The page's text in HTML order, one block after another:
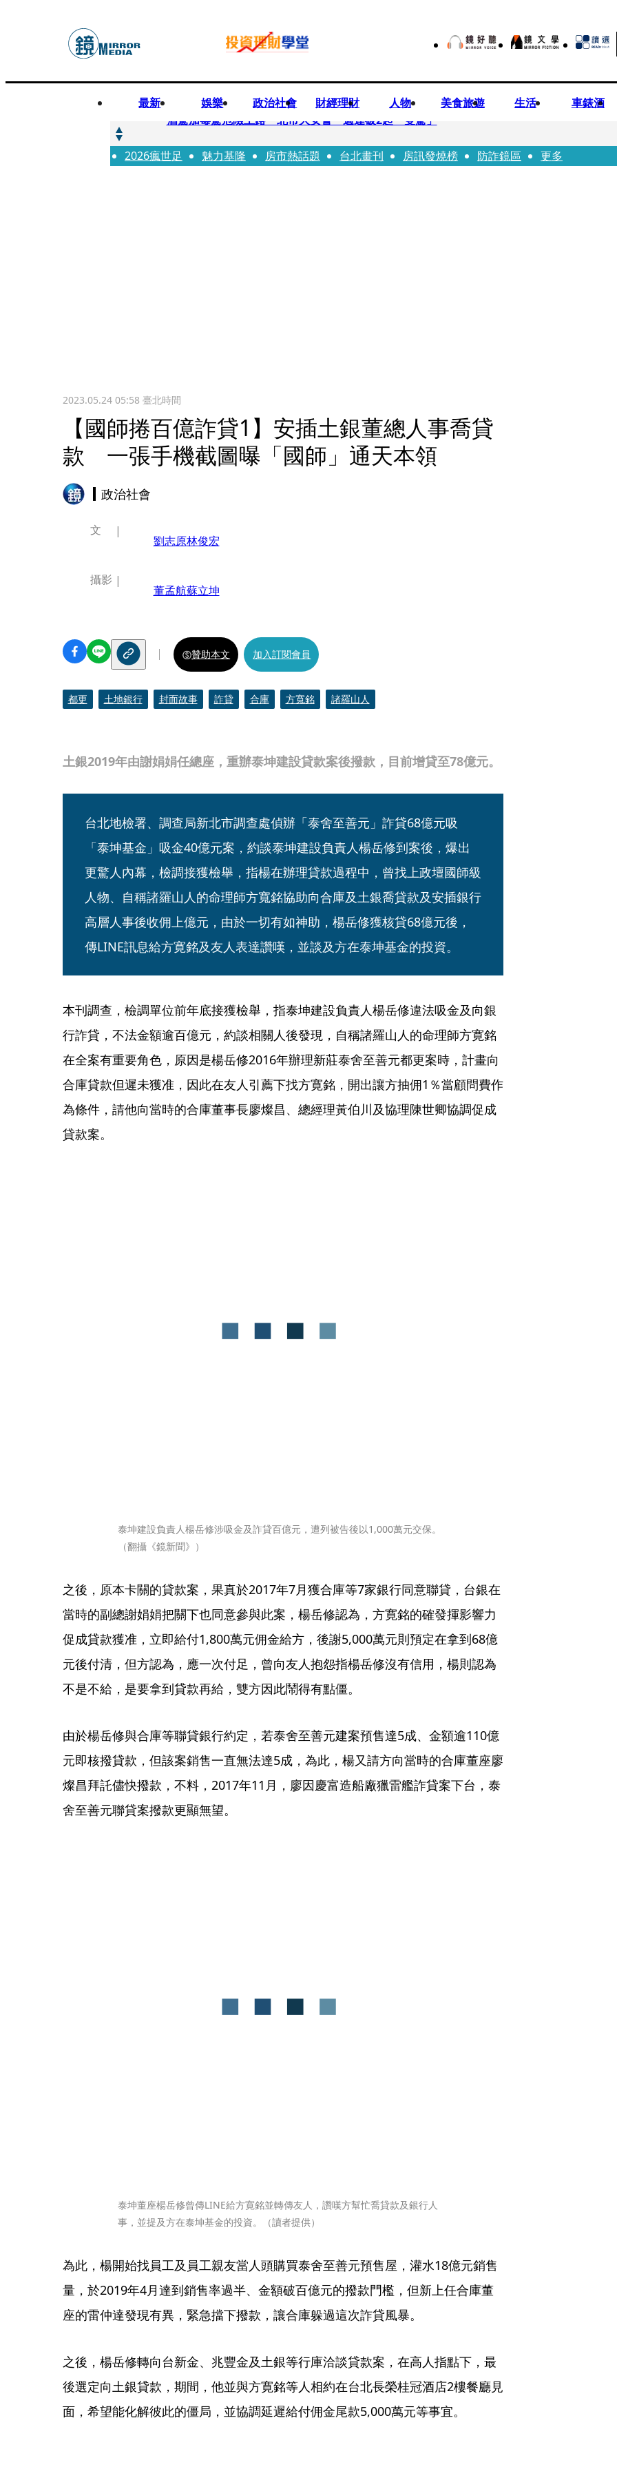
最新 娛樂 政治社會 財經理財 人物 美食旅遊 生活 車錶酒
快訊
酒駕加毒駕危險上路 北市大安警一週連破2起「雙駕」
快訊
Ozone黃文廷、FEniX夏浦洋組「神隊友」 邱以太、林亭莉熱血狂奔殺青淚崩
2026瘋世足 魅力基隆 房市熱話題 台北畫刊 房訊發燒榜 防詐鏡區 更多
2023.05.24 05:58臺北時間
【國師捲百億詐貸1】安插土銀董總人事喬貸
款 一張手機截圖曝「國師」通天本領
政治社會
土銀2019年由謝娟娟任總座，重辦泰坤建設貸款案後撥款，目前增貸至78億元。
文
劉志原林俊宏
攝影
董孟航蘇立坤
贊助本文 加入訂閱會員
都更 土地銀行 封面故事 詐貸 合庫 方寬銘 諸羅山人
台北地檢署、調查局新北市調查處偵辦「泰舍至善元」詐貸68億元吸
「泰坤基金」吸金40億元案，約談泰坤建設負責人楊岳修到案後，爆出
更驚人內幕，檢調接獲檢舉，指楊在辦理貸款過程中，曾找上政壇國師級
人物、自稱諸羅山人的命理師方寬銘協助向合庫及土銀喬貸款及安插銀行
高層人事後收佣上億元，由於一切有如神助，楊岳修獲核貸68億元後，
傳LINE訊息給方寛銘及友人表達讚嘆，並談及方在泰坤基金的投資。
本刊調查，檢調單位前年底接獲檢舉，指泰坤建設負責人楊岳修違法吸金及向銀
行詐貸，不法金額逾百億元，約談相關人後發現，自稱諸羅山人的命理師方寛銘
在全案有重要角色，原因是楊岳修2016年辦理新莊泰舍至善元都更案時，計畫向
合庫貸款但遲未獲准，因此在友人引薦下找方寛銘，開出讓方抽佣1％當顧問費作
為條件，請他向當時的合庫董事長廖燦昌、總經理黃伯川及協理陳世卿協調促成
貸款案。
泰坤建設負責人楊岳修涉吸金及詐貸百億元，遭列被告後以1,000萬元交保。
（翻攝《鏡新聞》）
之後，原本卡關的貸款案，果真於2017年7月獲合庫等7家銀行同意聯貸，台銀在
當時的副總謝娟娟把關下也同意參與此案，楊岳修認為，方寛銘的確發揮影響力
促成貸款獲准，立即給付1,800萬元佣金給方，後謝5,000萬元則預定在拿到68億
元後付清，但方認為，應一次付足，曾向友人抱怨指楊岳修沒有信用，楊則認為
不是不給，是要拿到貸款再給，雙方因此鬧得有點僵。
由於楊岳修與合庫等聯貸銀行約定，若泰舍至善元建案預售達5成、金額逾110億
元即核撥貸款，但該案銷售一直無法達5成，為此，楊又請方向當時的合庫董座廖
燦昌拜託儘快撥款，不料，2017年11月，廖因慶富造船廠獵雷艦詐貸案下台，泰
舍至善元聯貸案撥款更顯無望。
泰坤董座楊岳修曾傳LINE給方寛銘並轉傳友人，讚嘆方幫忙喬貸款及銀行人
事，並提及方在泰坤基金的投資。（讀者提供）
為此，楊開始找員工及員工親友當人頭購買泰舍至善元預售屋，灌水18億元銷售
量，於2019年4月達到銷售率過半、金額破百億元的撥款門檻，但新上任合庫董
座的雷仲達發現有異，緊急擋下撥款，讓合庫躲過這次詐貸風暴。
之後，楊岳修轉向台新金、兆豐金及土銀等行庫洽談貸款案，在高人指點下，最
後選定向土銀貸款，期間，他並與方寛銘等人相約在台北長榮桂冠酒店2樓餐廳見
面，希望能化解彼此的僵局，並協調延遲給付佣金尾款5,000萬元等事宜。